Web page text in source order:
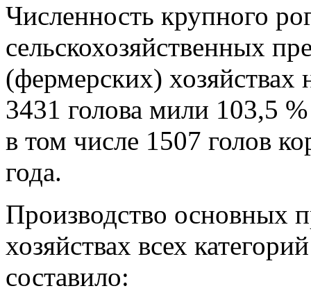
Численность крупного
сельскохозяйственных
(фермерских) хозяйствах
3431 голова мили 103,5
в том числе 1507 голов
года.
Производство основных
хозяйствах всех
составило: